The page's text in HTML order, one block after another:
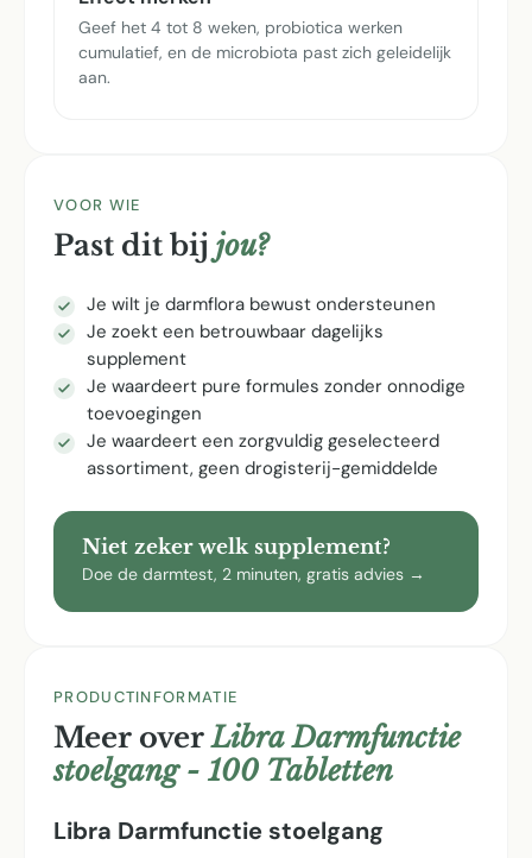
Geef het 4 tot 8 weken, probiotica werken
cumulatief, en de microbiota past zich geleidelijk
aan.
VOOR WIE
Past dit bij jou?
Je wilt je darmflora bewust ondersteunen
Je zoekt een betrouwbaar dagelijks
supplement
Je waardeert pure formules zonder onnodige
toevoegingen
Je waardeert een zorgvuldig geselecteerd
assortiment, geen drogisterij-gemiddelde
Niet zeker welk supplement?
Doe de darmtest, 2 minuten, gratis advies →
PRODUCTINFORMATIE
Meer overLibra Darmfunctie
stoelgang - 100 Tabletten
Libra Darmfunctie stoelgang